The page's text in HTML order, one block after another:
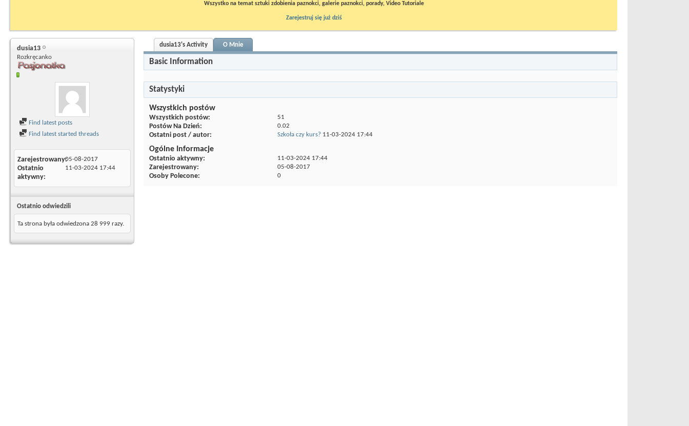
Wszystko na temat sztuki zdobienia paznokci, galerie paznokci, porady, Video Tutoriale
Zarejestruj się już dziś
dusia13
Rozkręcanko
Find latest posts
Find latest started threads
Zarejestrowany05-08-2017
Ostatnio
aktywny
11-03-2024 17:44
Ostatnio odwiedzili
Ta strona była odwiedzona 28 999 razy.
dusia13's Activity O Mnie
Basic Information
Statystyki
Wszystkich postów
Wszystkich postów 51
Postów Na Dzień 0.02
Ostatni post / autor Szkoła czy kurs? 11-03-2024 17:44
Ogólne Informacje
Ostatnio aktywny 11-03-2024 17:44
Zarejestrowany 05-08-2017
Osoby Polecone 0